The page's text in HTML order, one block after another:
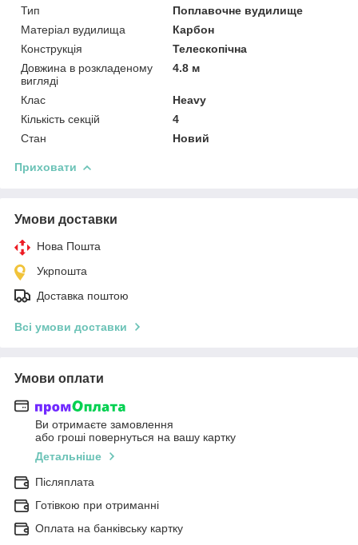
Тип
Поплавочне вудилище
Матеріал вудилища
Карбон
Конструкція
Телескопічна
Довжина в розкладеному
вигляді
4.8 м
Клас
Heavy
Кількість секцій
4
Стан
Новий
Приховати
Умови доставки
Нова Пошта
Укрпошта
Доставка поштою
Всі умови доставки
Умови оплати
Ви отримаєте замовлення
або гроші повернуться на вашу картку
Детальніше
Післяплата
Готівкою при отриманні
Оплата на банківську картку